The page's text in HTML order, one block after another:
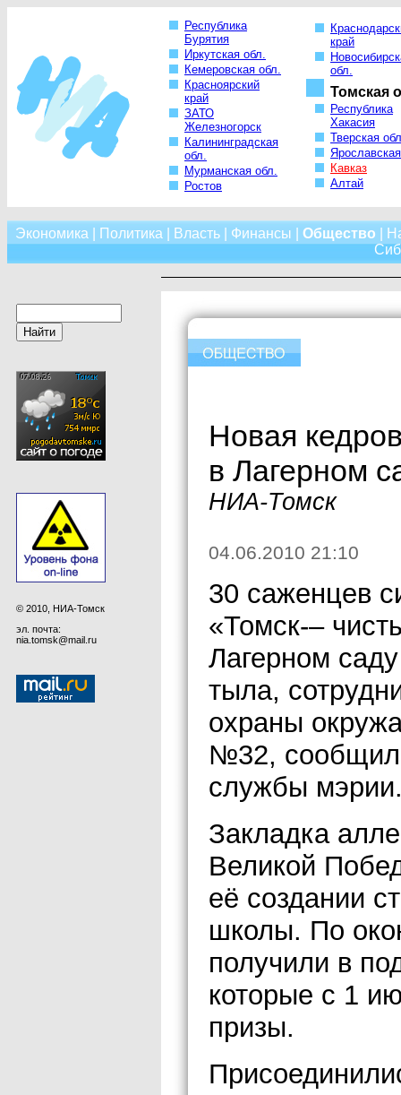
Республика
Бурятия
Иркутская обл.
Кемеровская обл.
Красноярский
край
ЗАТО
Железногорск
Калининградская
обл.
Мурманская обл.
Ростов
край
обл.
Томская
Республика
Хакасия
Тверская
Кавказ
Алтай
Экономика Политика Власть| Финансы Общество
© 2010, НИА-Томск
эл. почта:
nia.tomsk@mail.ru
Новая
в Лагерном
НИА-Томск
04.06.2010 21:10
30 саженцев
«Томск-–
Лагерном
тыла,
охраны
№32, сообщил
службы
Закладка
Великой
её создании
школы. По
получили в
которые с 1
призы.